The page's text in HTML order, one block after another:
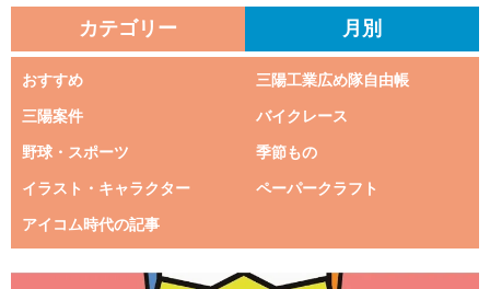
カテゴリー 月別
おすすめ 三陽工業広め隊自由帳
三陽案件 バイクレース
野球・スポーツ 季節もの
イラスト・キャラクター ペーパークラフト
アイコム時代の記事